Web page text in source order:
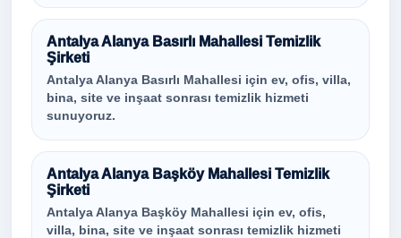
Antalya Alanya Basırlı Mahallesi Temizlik
Şirketi
Antalya Alanya Basırlı Mahallesi için ev, ofis, villa,
bina, site ve inşaat sonrası temizlik hizmeti
sunuyoruz.
Antalya Alanya Başköy Mahallesi Temizlik
Şirketi
Antalya Alanya Başköy Mahallesi için ev, ofis,
villa, bina, site ve inşaat sonrası temizlik hizmeti